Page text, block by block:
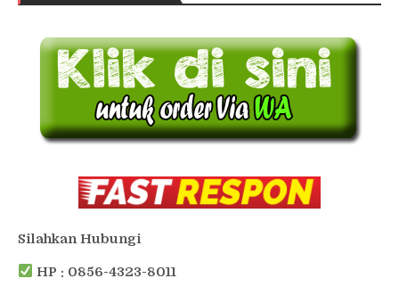
Silahkan Hubungi
HP : 0856-4323-8011